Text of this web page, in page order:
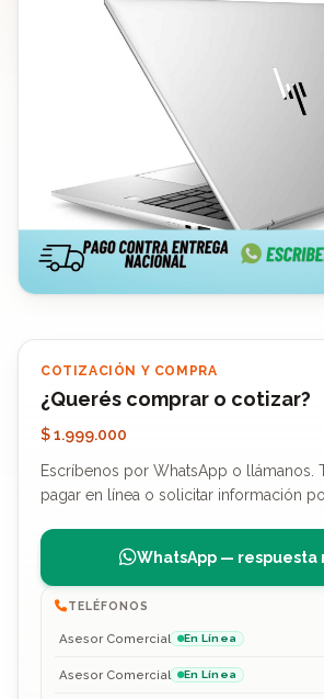
COTIZACIÓN Y COMPRA
¿Querés comprar o cotizar?
$ 1.999.000
Escríbenos por WhatsApp o llámanos.
pagar en línea o solicitar información
WhatsApp — respuesta
TELÉFONOS
Asesor Comercial En Línea
Asesor Comercial En Línea